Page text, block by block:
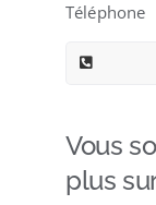
Téléphone
Vous
plus